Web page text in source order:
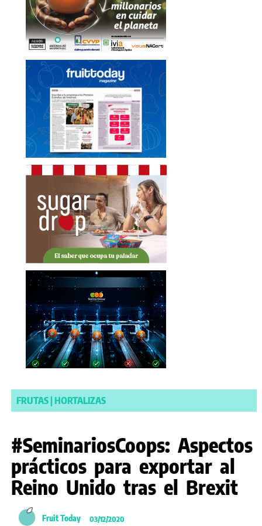
FRUTAS|HORTALIZAS
#SeminariosCoops: Aspectos
prácticos para exportar al
Reino Unido tras el Brexit
Fruit Today 03/12/2020